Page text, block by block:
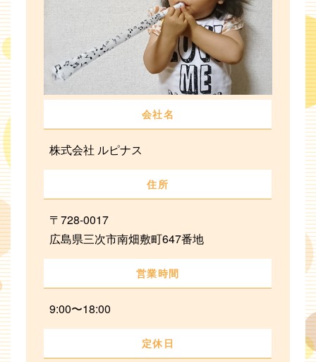
会社名
株式会社 ルピナス
住所
〒728-0017
広島県三次市南畑敷町647番地
営業時間
9:00〜18:00
定休日